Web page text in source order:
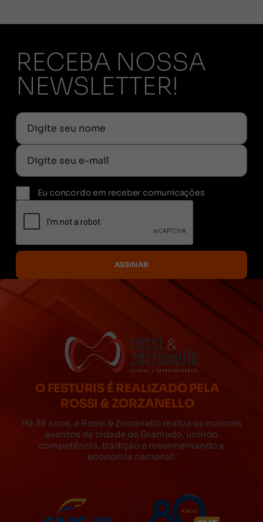
RECEBA NOSSA
NEWSLETTER!
Eu concordo em receber comunicações
O FESTURIS É REALIZADO PELA
ROSSI & ZORZANELLO
Há 38 anos, a Rossi & Zorzanello realiza os maiores
eventos da cidade de Gramado, unindo
competência, tradição e movimentando a
economia nacional.